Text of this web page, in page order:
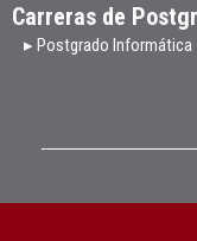
Carreras de
▸ Postgrado Informática